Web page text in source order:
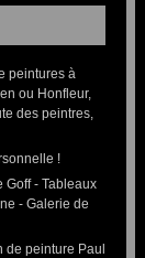
peintures à
ou Honfleur,
des peintres,
!
Goff - Tableaux
- Galerie de
de peinture Paul